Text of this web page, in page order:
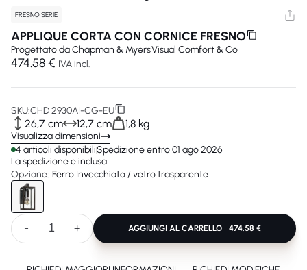
FRESNO SERIE
APPLIQUE CORTA CON CORNICE FRESNO
Progettato daChapman & MyersVisual Comfort & Co
474.58 € IVA incl.
SKU:CHD 2930AI-CG-EU
26,7 cm 12,7 cm 1,8 kg
Visualizza dimensioni
4 articoli disponibiliSpedizione entro 01 ago 2026
La spedizione è inclusa
Opzione: Ferro Invecchiato / vetro trasparente
- + AGGIUNGI AL CARRELLO 474.58 €